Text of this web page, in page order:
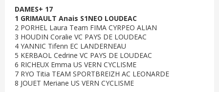
DAMES+ 17
1 GRIMAULT Anais S1NEO LOUDEAC
2 PORHEL Laura Team FIMA CYRPEO ALIAN
3 HOUDIN Coralie VC PAYS DE LOUDEAC
4 YANNIC Tifenn EC LANDERNEAU
5 KERBAOL Cedrine VC PAYS DE LOUDEAC
6 RICHEUX Emma US VERN CYCLISME
7 RYO Titia TEAM SPORTBREIZH AC LEONARDE
8 JOUET Meriane US VERN CYCLISME